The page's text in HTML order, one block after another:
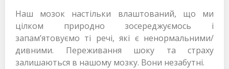
Наш мозок настільки влаштований, що ми
цілком природно зосереджуємось і
запам’ятовуємо ті речі, які є ненормальними/
дивними. Переживання шоку та страху
залишаються в нашому мозку. Вони незабутні.